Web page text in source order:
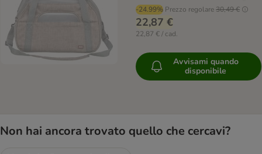
-24.99% Prezzo regolare30,49 €
22,87 €
22,87 € / cad.
Avvisami quando
disponibile
Non hai ancora trovato quello che cercavi?